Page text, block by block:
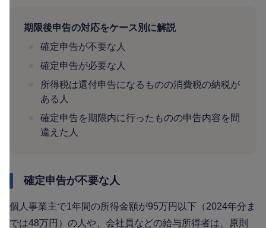
期限後申告の対応をケース別に解説
確定申告が不要な人
確定申告が必要な人
所得税は還付申告になるものの消費税の納税が
ある人
確定申告を期限内に行ったものの申告内容を間
違えた人
確定申告が不要な人
個人事業主で1年間の所得金額が95万円以下（2024年分ま
では48万円）の人や、会社員などの給与所得者は、原則